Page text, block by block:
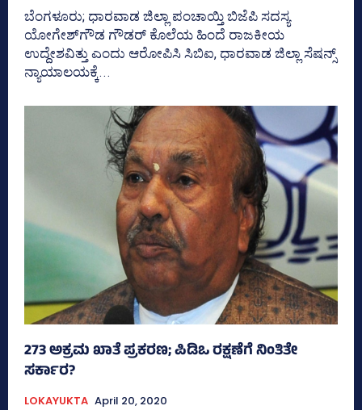
ಬೆಂಗಳೂರು; ಧಾರವಾಡ ಜಿಲ್ಲಾ ಪಂಚಾಯ್ತಿ ಬಿಜೆಪಿ ಸದಸ್ಯ
ಯೋಗೇಶ್‌ಗೌಡ ಗೌಡರ್‌ ಕೊಲೆಯ ಹಿಂದೆ ರಾಜಕೀಯ
ಉದ್ದೇಶವಿತ್ತು ಎಂದು ಆರೋಪಿಸಿ ಸಿಬಿಐ, ಧಾರವಾಡ ಜಿಲ್ಲಾ ಸೆಷನ್ಸ್‌
ನ್ಯಾಯಾಲಯಕ್ಕೆ...
273 ಅಕ್ರಮ ಖಾತೆ ಪ್ರಕರಣ; ಪಿಡಿಒ ರಕ್ಷಣೆಗೆ ನಿಂತಿತೇ
ಸರ್ಕಾರ?
LOKAYUKTA April 20, 2020